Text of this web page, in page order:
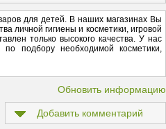
для детей. В наших магазинах Вы
личной гигиены и косметики, игровой
только высокого качества. У нас
по подбору необходимой косметики,
Обновить информацию
Добавить комментарий